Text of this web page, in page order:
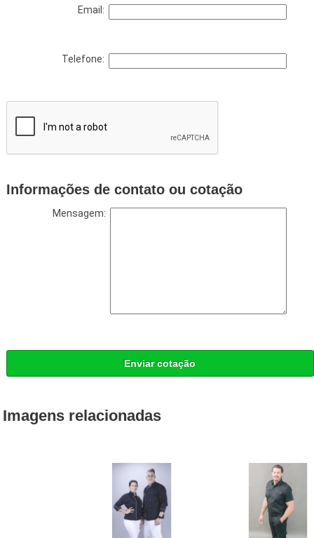
Email:
Telefone:
Informações de contato ou cotação
Mensagem:
Enviar cotação
Imagens relacionadas